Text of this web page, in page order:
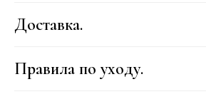
Доставка.
Правила по уходу.